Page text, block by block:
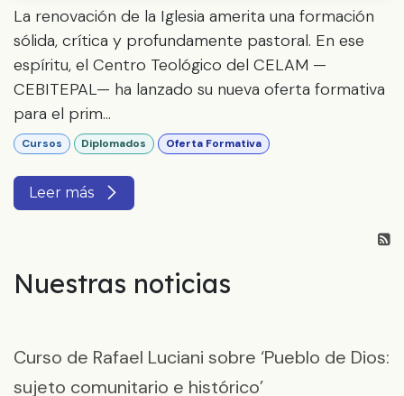
La renovación de la Iglesia amerita una formación
sólida, crítica y profundamente pastoral. En ese
espíritu, el Centro Teológico del CELAM —
CEBITEPAL— ha lanzado su nueva oferta formativa
para el prim...
Cursos Diplomados Oferta Formativa
Leer más
Nuestras noticias
Curso de Rafael Luciani sobre ‘Pueblo de Dios:
sujeto comunitario e histórico’